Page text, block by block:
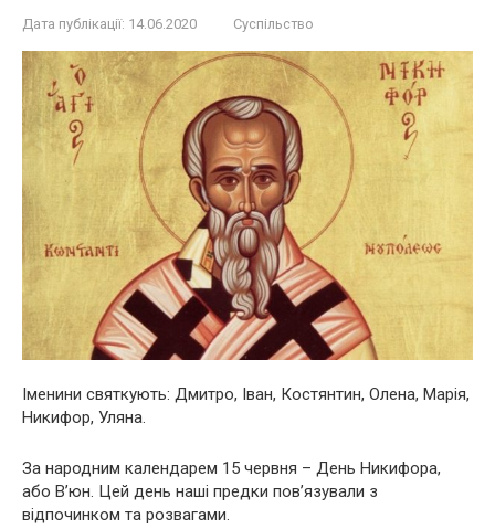
Дата публікації: 14.06.2020 Суспільство
Іменини святкують: Дмитро, Іван, Костянтин, Олена, Марія,
Никифор, Уляна.
За народним календарем 15 червня – День Никифора,
або В’юн. Цей день наші предки пов’язували з
відпочинком та розвагами.